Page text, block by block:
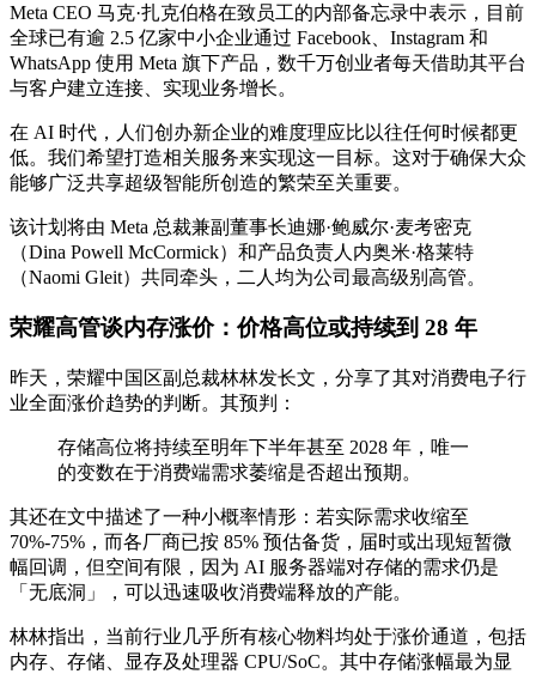
Meta CEO 马克·扎克伯格在致员工的内部备忘录中表示，目前
全球已有逾 2.5 亿家中小企业通过 Facebook、Instagram 和
WhatsApp 使用 Meta 旗下产品，数千万创业者每天借助其平台
与客户建立连接、实现业务增长。
在 AI 时代，人们创办新企业的难度理应比以往任何时候都更
低。我们希望打造相关服务来实现这一目标。这对于确保大众
能够广泛共享超级智能所创造的繁荣至关重要。
该计划将由 Meta 总裁兼副董事长迪娜·鲍威尔·麦考密克
（Dina Powell McCormick）和产品负责人内奥米·格莱特
（Naomi Gleit）共同牵头，二人均为公司最高级别高管。
荣耀高管谈内存涨价：价格高位或持续到 28 年
昨天，荣耀中国区副总裁林林发长文，分享了其对消费电子行
业全面涨价趋势的判断。其预判：
存储高位将持续至明年下半年甚至 2028 年，唯一
的变数在于消费端需求萎缩是否超出预期。
其还在文中描述了一种小概率情形：若实际需求收缩至
70%-75%，而各厂商已按 85% 预估备货，届时或出现短暂微
幅回调，但空间有限，因为 AI 服务器端对存储的需求仍是
「无底洞」，可以迅速吸收消费端释放的产能。
林林指出，当前行业几乎所有核心物料均处于涨价通道，包括
内存、存储、显存及处理器 CPU/SoC。其中存储涨幅最为显